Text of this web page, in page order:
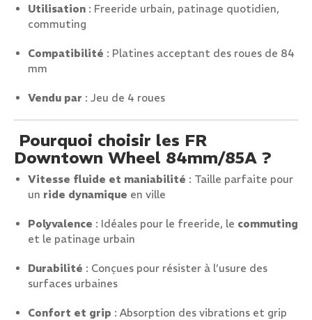
Utilisation : Freeride urbain, patinage quotidien,
commuting
Compatibilité : Platines acceptant des roues de 84
mm
Vendu par : Jeu de 4 roues
Pourquoi choisir les FR
Downtown Wheel 84mm/85A ?
Vitesse fluide et maniabilité : Taille parfaite pour
un ride dynamique en ville
Polyvalence : Idéales pour le freeride, le commuting
et le patinage urbain
Durabilité : Conçues pour résister à l’usure des
surfaces urbaines
Confort et grip : Absorption des vibrations et grip